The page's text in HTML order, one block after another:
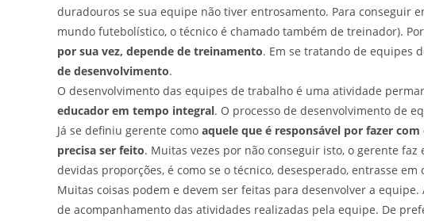
duradouros se sua equipe não tiver entrosamento. Para conseguir
mundo futebolístico, o técnico é chamado também de treinador).
por sua vez, depende de treinamento. Em se tratando de equipes
de desenvolvimento.
O desenvolvimento das equipes de trabalho é uma atividade
educador em tempo integral. O processo de desenvolvimento de
Já se definiu gerente como aquele que é responsável por fazer
precisa ser feito. Muitas vezes por não conseguir isto, o gerente faz
devidas proporções, é como se o técnico, desesperado, entrasse
Muitas coisas podem e devem ser feitas para desenvolver a
de acompanhamento das atividades realizadas pela equipe. De